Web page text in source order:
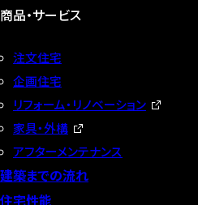
商品・サービス
注文住宅
企画住宅
リフォーム・リノベーション
家具・外構
アフターメンテナンス
建築までの流れ
住宅性能